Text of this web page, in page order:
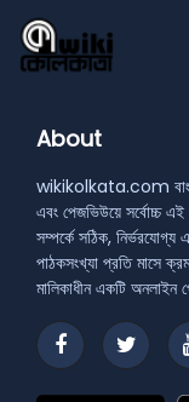
About
wikikolkata.com বাংলা
এবং পেজভিউয়ে সর্বোচ্চ এই
সম্পর্কে সঠিক,
পাঠকসংখ্যা প্রতি মাসে
মালিকাধীন একটি অনলাইন